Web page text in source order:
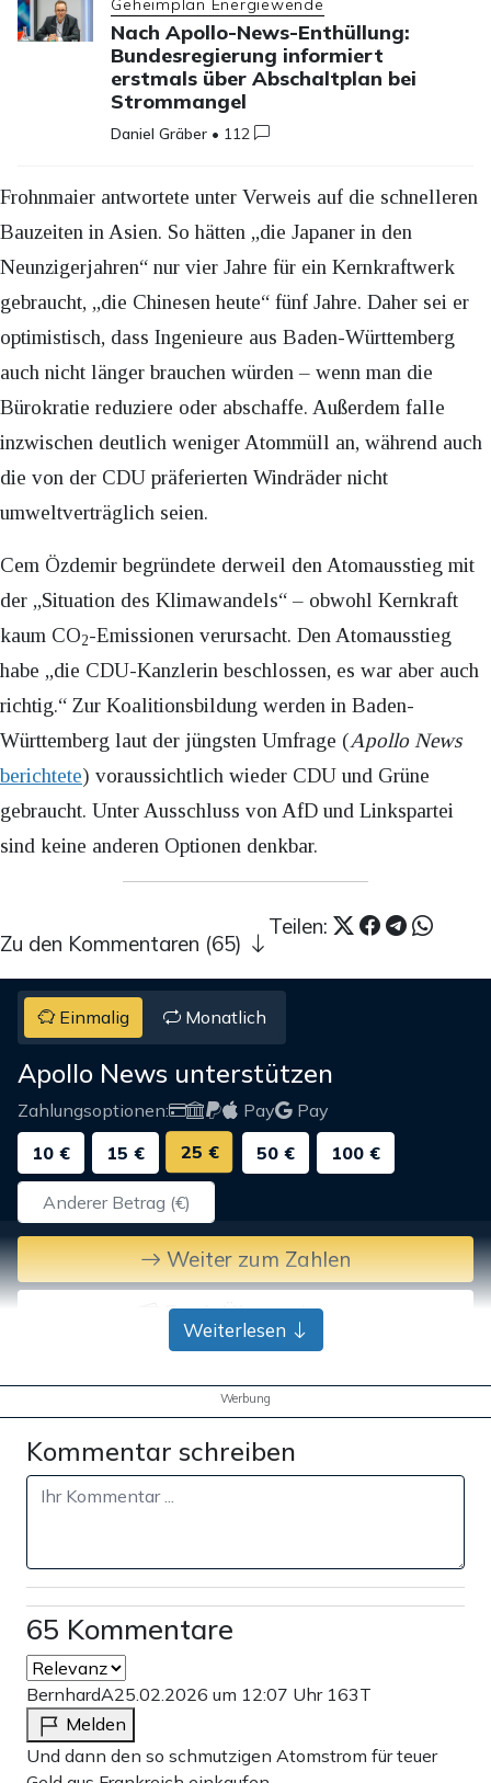
Geheimplan Energiewende
Nach Apollo-News-Enthüllung:
Bundesregierung informiert
erstmals über Abschaltplan bei
Strommangel
Daniel Gräber • 112
Frohnmaier antwortete unter Verweis auf die schnelleren
Bauzeiten in Asien. So hätten „die Japaner in den
Neunzigerjahren“ nur vier Jahre für ein Kernkraftwerk
gebraucht, „die Chinesen heute“ fünf Jahre. Daher sei er
optimistisch, dass Ingenieure aus Baden-Württemberg
auch nicht länger brauchen würden – wenn man die
Bürokratie reduziere oder abschaffe. Außerdem falle
inzwischen deutlich weniger Atommüll an, während auch
die von der CDU präferierten Windräder nicht
umweltverträglich seien.
Cem Özdemir begründete derweil den Atomausstieg mit
der „Situation des Klimawandels“ – obwohl Kernkraft
kaum CO2-Emissionen verursacht. Den Atomausstieg
habe „die CDU-Kanzlerin beschlossen, es war aber auch
richtig.“ Zur Koalitionsbildung werden in Baden-
Württemberg laut der jüngsten Umfrage (Apollo News
berichtete) voraussichtlich wieder CDU und Grüne
gebraucht. Unter Ausschluss von AfD und Linkspartei
sind keine anderen Optionen denkbar.
Teilen:
Zu den Kommentaren (65)
Einmalig Monatlich
Apollo News unterstützen
Zahlungsoptionen: Pay
Pay
10 €
15 € 25 € 50 € 100 €
Weiter zum Zahlen
Bank-Überweisung
Weiterlesen
Werbung
Kommentar schreiben
65 Kommentare
BernhardA25.02.2026 um 12:07 Uhr 163T
Melden
Und dann den so schmutzigen Atomstrom für teuer